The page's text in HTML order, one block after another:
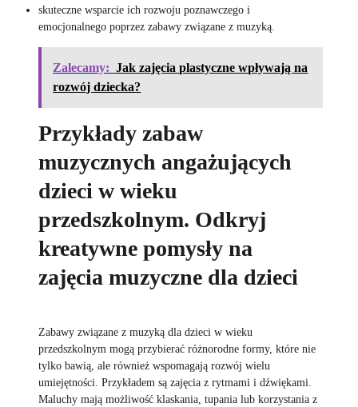
skuteczne wsparcie ich rozwoju poznawczego i
emocjonalnego poprzez zabawy związane z muzyką.
Zalecamy: Jak zajęcia plastyczne wpływają na
rozwój dziecka?
Przykłady zabaw
muzycznych angażujących
dzieci w wieku
przedszkolnym. Odkryj
kreatywne pomysły na
zajęcia muzyczne dla dzieci
Zabawy związane z muzyką dla dzieci w wieku
przedszkolnym mogą przybierać różnorodne formy, które nie
tylko bawią, ale również wspomagają rozwój wielu
umiejętności. Przykładem są zajęcia z rytmami i dźwiękami.
Maluchy mają możliwość klaskania, tupania lub korzystania z